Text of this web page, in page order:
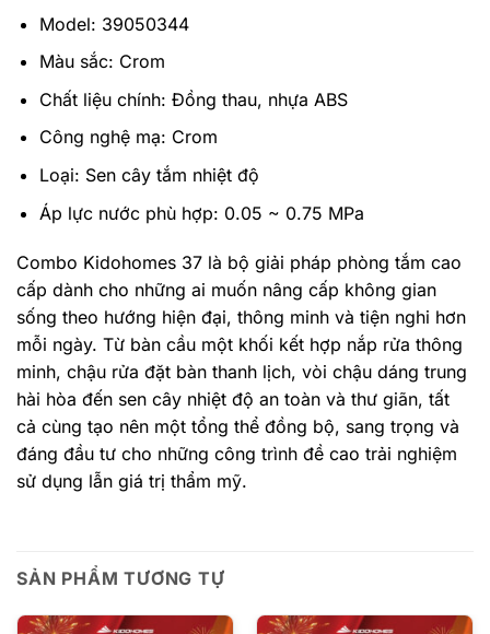
Model: 39050344
Màu sắc: Crom
Chất liệu chính: Đồng thau, nhựa ABS
Công nghệ mạ: Crom
Loại: Sen cây tắm nhiệt độ
Áp lực nước phù hợp: 0.05 ~ 0.75 MPa
Combo Kidohomes 37 là bộ giải pháp phòng tắm cao
cấp dành cho những ai muốn nâng cấp không gian
sống theo hướng hiện đại, thông minh và tiện nghi hơn
mỗi ngày. Từ bàn cầu một khối kết hợp nắp rửa thông
minh, chậu rửa đặt bàn thanh lịch, vòi chậu dáng trung
hài hòa đến sen cây nhiệt độ an toàn và thư giãn, tất
cả cùng tạo nên một tổng thể đồng bộ, sang trọng và
đáng đầu tư cho những công trình đề cao trải nghiệm
sử dụng lẫn giá trị thẩm mỹ.
SẢN PHẨM TƯƠNG TỰ